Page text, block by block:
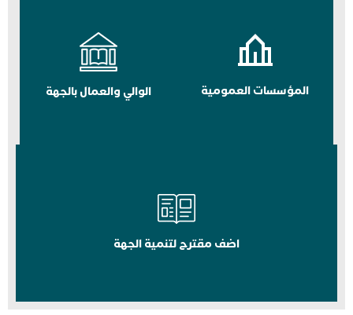
المؤسسات العمومية الوالي والعمال بالجهة
اضف مقترح لتنمية الجهة